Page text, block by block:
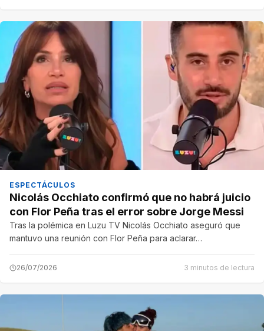
ESPECTÁCULOS
Nicolás Occhiato confirmó que no habrá juicio
con Flor Peña tras el error sobre Jorge Messi
Tras la polémica en Luzu TV Nicolás Occhiato aseguró que
mantuvo una reunión con Flor Peña para aclarar…
26/07/2026 3 minutos de lectura